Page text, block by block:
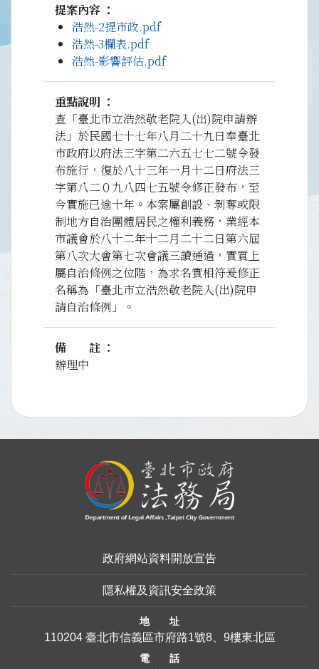
提案內容
浩然-2提市政.pdf
浩然-3欄表.pdf
浩然-影響評估.pdf
重點說明
查「臺北市立浩然敬老院入(出)院申請辦
法」於民國七十七年八月二十九日奉臺北
市政府以府法三字第二六五七七二號令發
布施行，復於八十三年一月十二日府法三
字第八二０九八四七五號令修正發布，至
今實施已逾十年。本案屬創設、剝奪或限
制地方自治團體居民之權利義務，業經本
市議會於八十二年十二月二十二日第六屆
第八次大會第七次會議三讀通過，實質上
屬自治條例之位階，為求名實相符爰修正
名稱為「臺北市立浩然敬老院入(出)院申
請自治條例」。
備註
辦理中
政府網站資料開放宣告
隱私權及資訊安全政策
地 址
110204 臺北市信義區市府路1號8、9樓東北區
電 話